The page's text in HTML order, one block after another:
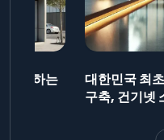
제출하는
대한민국 최
구축, 건기넷